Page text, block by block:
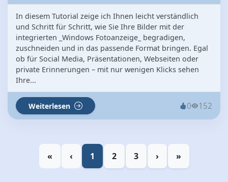
In diesem Tutorial zeige ich Ihnen leicht verständlich
und Schritt für Schritt, wie Sie Ihre Bilder mit der
integrierten _Windows Fotoanzeige_ begradigen,
zuschneiden und in das passende Format bringen. Egal
ob für Social Media, Präsentationen, Webseiten oder
private Erinnerungen – mit nur wenigen Klicks sehen
Ihre...
Weiterlesen 0 152
« ‹ 1 2 3 › »